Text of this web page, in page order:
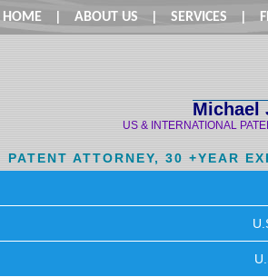
HOME ABOUT US SERVICES
Michael
US & INTERNATIONAL
PATENT ATTORNEY, 30 +YEAR